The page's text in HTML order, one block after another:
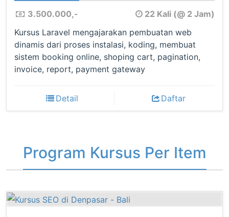
3.500.000,-
22 Kali (@ 2 Jam)
Kursus Laravel mengajarakan pembuatan web
dinamis dari proses instalasi, koding, membuat
sistem booking online, shoping cart, pagination,
invoice, report, payment gateway
Detail Daftar
Program Kursus Per Item